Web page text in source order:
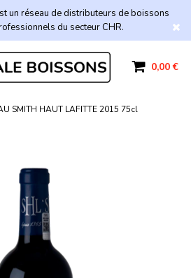
un réseau de distributeurs de boissons
du secteur CHR.
0,00 €
SMITH HAUT LAFITTE 2015 75cl